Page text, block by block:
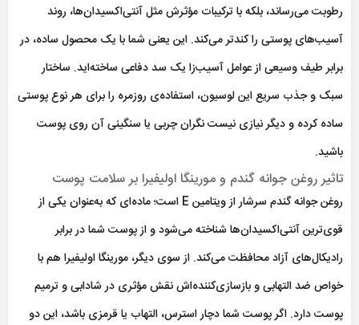
رطوبت می‌رساند، بلکه با ترکیبات مؤثرش مثل آنتی‌اکسیدان‌ها، روند
آسیب‌های پوستی را کندتر می‌کند. این یعنی شما با یک محصول ساده، در
برابر طیف وسیعی از عوامل آسیب‌زا یک سد دفاعی ساخته‌اید. ساختار
سبک و جذب سریع این لوسیون، استفاده‌ی روزمره را برای هر نوع پوستی
ساده کرده و دیگر نیازی نیست نگران چربی یا سنگینی آن روی پوست
باشید.
تاثیر روغن جوانه گندم و مورینگا اولیفیرا بر سلامت پوست
روغن جوانه گندم سرشار از ویتامین E است؛ ماده‌ای که به‌عنوان یکی از
قوی‌ترین آنتی‌اکسیدان‌ها شناخته می‌شود و از پوست شما در برابر
رادیکال‌های آزاد محافظت می‌کند. از سوی دیگر، مورینگا اولیفیرا هم با
خواص ضد التهابی و بازسازی‌کننده‌اش نقش مؤثری در شادابی و ترمیم
پوست دارد. اگر پوست شما دچار استرس، التهاب یا قرمزی باشد، این دو